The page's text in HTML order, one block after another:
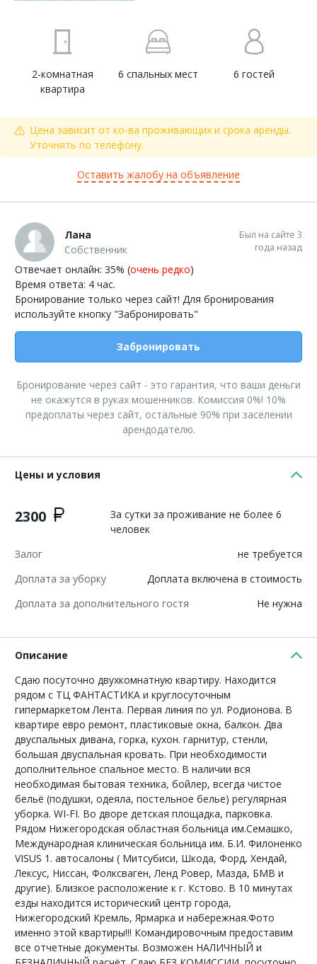
2-комнатная
квартира
6 спальных мест 6 гостей
Цена зависит от ко-ва проживающих и срока аренды.
Уточнять по телефону.
Оставить жалобу на объявление
Лана
Собственник
Был на сайте 3
года назад
Отвечает онлайн: 35% (очень редко)
Время ответа: 4 час.
Бронирование только через сайт! Для бронирования
используйте кнопку "Забронировать"
Забронировать
Бронирование через сайт - это гарантия, что ваши деньги
не окажутся в руках мошенников. Комиссия 0%! 10%
предоплаты через сайт, остальные 90% при заселении
арендодателю.
Цены и условия
2300
За сутки за проживание не более 6
человек
Залог
не требуется
Доплата за уборку
Доплата включена в стоимость
Доплата за дополнительного гостя
Не нужна
Описание
Сдаю посуточно двухкомнатную квартиру. Находится
рядом с ТЦ ФАНТАСТИКА и круглосуточным
гипермаркетом Лента. Первая линия по ул. Родионова. В
квартире евро ремонт, пластиковые окна, балкон. Два
двуспальных дивана, горка, кухон. гарнитур, стенли,
большая двуспальная кровать. При необходимости
дополнительное спальное место. В наличии вся
необходимая бытовая техника, бойлер, всегда чистое
бельё (подушки, одеяла, постельное белье) регулярная
уборка. WI-FI. Во дворе детская площадка, парковка.
Рядом Нижегородская областная больница им.Семашко,
Международная клиническая больница им. Б.И. Филоненко
VISUS 1. автосалоны ( Митсубиси, Шкода, Форд, Хендай,
Лексус, Ниссан, Фолксваген, Ленд Ровер, Мазда, БМВ и
другие). Близкое расположение к г. Кстово. В 10 минутах
езды находится исторический центр города,
Нижегородский Кремль, Ярмарка и набережная.Фото
именно этой квартиры!!! Командировочным предоставим
все отчетные документы. Возможен НАЛИЧНЫЙ и